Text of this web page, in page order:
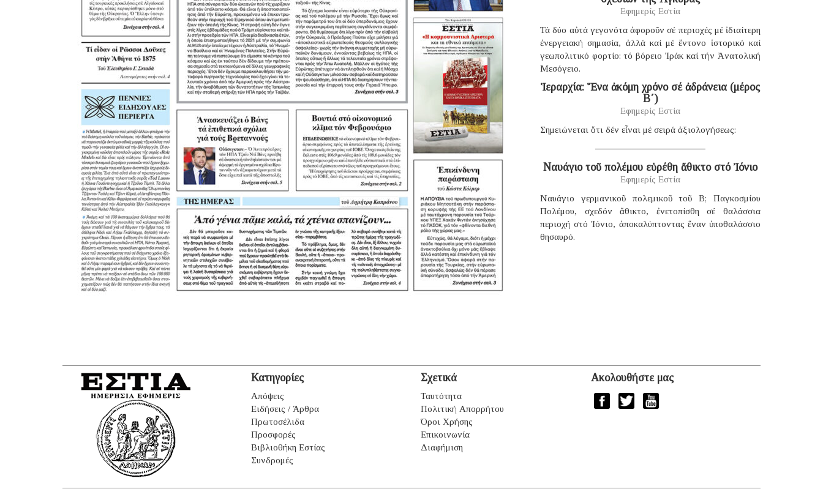
Εφημερίς Εστία
Τά δύο αὐτά γεγονότα ἀφοροῦν σέ περιοχές μέ ἰδιαίτερη
ἐνεργειακή σημασία, ἀλλά καί μέ ἔντονο ἱστορικό καί
γεωπολιτικό φορτίο: τό βόρειο Ἰράκ καί τήν Ἀνατολική
Μεσόγειο.
Ἱεραρχία: Ἕνα ἀκόμη χρόνο σέ ἀδράνεια (μέρος
B΄)
Εφημερίς Εστία
Σημειώνεται ὅτι δέν εἶναι μέ σειρά ἀξιολογήσεως:
Ναυάγιο τοῦ πολέμου εὑρέθη ἄθικτο στό Ἰόνιο
Εφημερίς Εστία
Ναυάγιο γερμανικοῦ πολεμικοῦ τοῦ B; Παγκοσμίου
Πολέμου, σχεδόν ἄθικτο, ἐνετοπίσθη σέ θαλάσσια
περιοχή στό Ἰόνιο, ἀποκαλύπτοντας ἕναν ὑποθαλάσσιο
θησαυρό.
Κατηγορίες
Απόψεις
Ειδήσεις / Άρθρα
Πρωτοσέλιδα
Προσφορές
Βιβλιοθήκη Εστίας
Συνδρομές
Σχετικά
Ταυτότητα
Πολιτική Απορρήτου
Όροι Χρήσης
Επικοινωνία
Διαφήμιση
Ακολουθήστε μας